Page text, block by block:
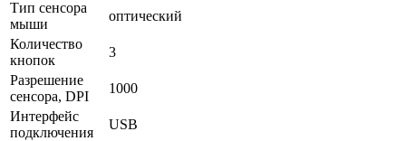
Тип сенсора
мыши
оптический
Количество
кнопок
3
Разрешение
сенсора, DPI
1000
Интерфейс
подключения
USB